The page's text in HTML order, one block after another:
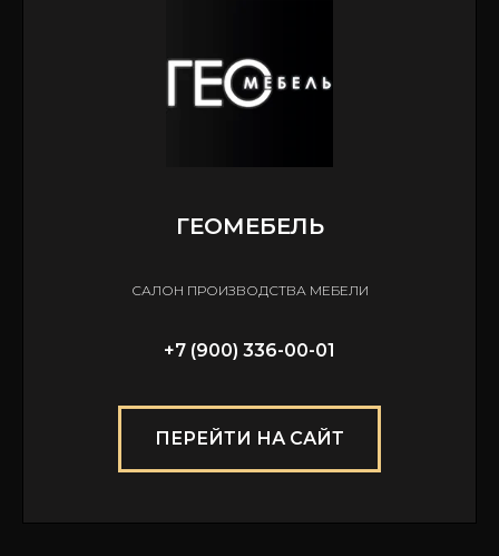
ГЕОМЕБЕЛЬ
САЛОН ПРОИЗВОДСТВА МЕБЕЛИ
+7 (900) 336-00-01
ПЕРЕЙТИ НА САЙТ